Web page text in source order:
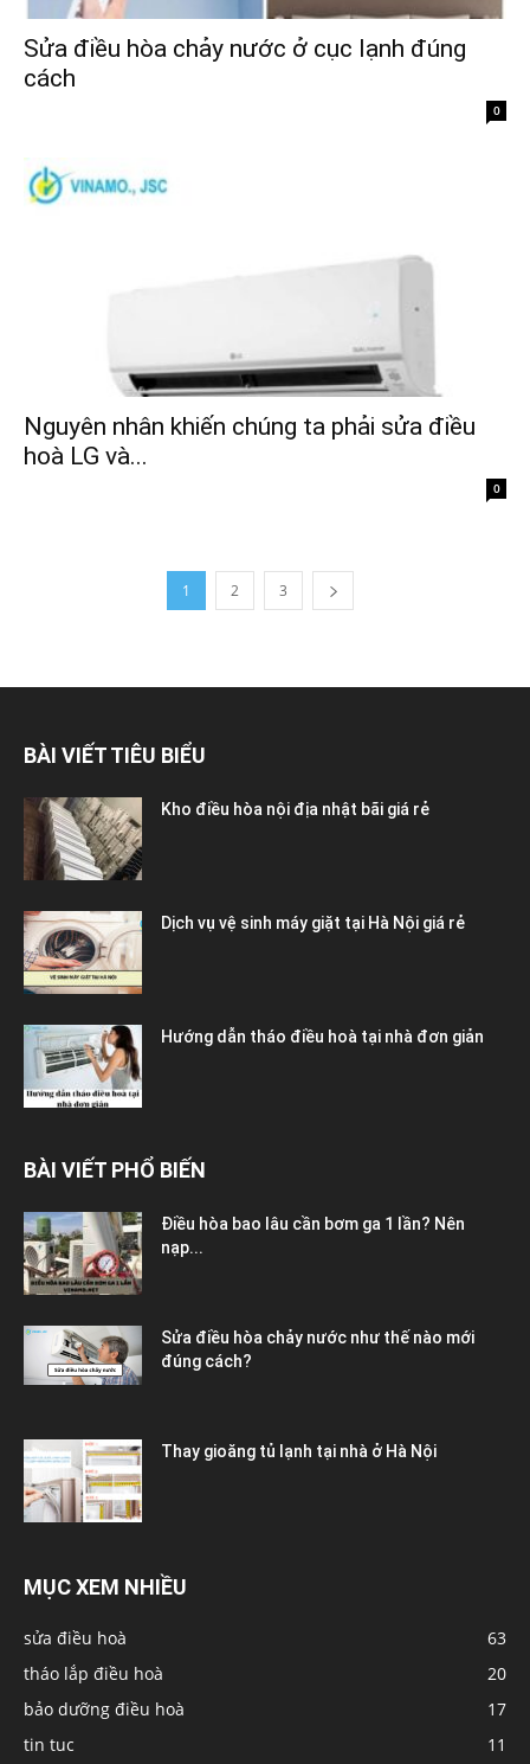
Sửa điều hòa chảy nước ở cục lạnh đúng
cách
0
Nguyên nhân khiến chúng ta phải sửa điều
hoà LG và...
0
1 2 3
BÀI VIẾT TIÊU BIỂU
Kho điều hòa nội địa nhật bãi giá rẻ
Dịch vụ vệ sinh máy giặt tại Hà Nội giá rẻ
Hướng dẫn tháo điều hoà tại nhà đơn giản
BÀI VIẾT PHỔ BIẾN
Điều hòa bao lâu cần bơm ga 1 lần? Nên
nạp...
Sửa điều hòa chảy nước như thế nào mới
đúng cách?
Thay gioăng tủ lạnh tại nhà ở Hà Nội
MỤC XEM NHIỀU
sửa điều hoà
63
tháo lắp điều hoà
20
bảo dưỡng điều hoà
17
tin tuc
11